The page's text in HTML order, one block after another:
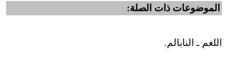
الموضوعات ذات الصلة:
اللغم ـ النابالم.